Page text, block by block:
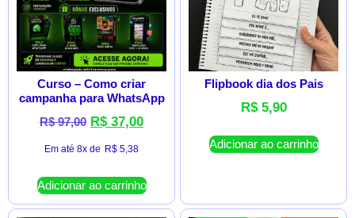
Curso – Como criar
campanha para WhatsApp
R$97,00 R$37,00
Em até 8x de R$ 5,38
Adicionar ao carrinho
Flipbook dia dos Pais
R$5,90
Adicionar ao carrinho